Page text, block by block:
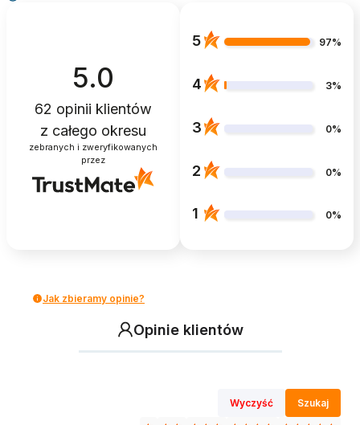
5.0
62 opinii klientów
z całego okresu
zebranych i zweryfikowanych
przez
5 97%
4 3%
3 0%
2 0%
1 0%
Jak zbieramy opinie?
Opinie klientów
Wyczyść Szukaj